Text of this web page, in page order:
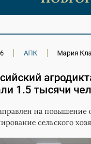
АПК Мария
1.5 тысячи
на повышение
сельского